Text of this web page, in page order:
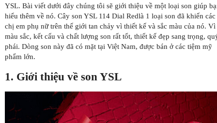
YSL. Bài viết dưới đây chúng tôi sẽ giới thiệu về một loại son giúp
hiểu thêm về nó. Cây son YSL 114 Dial Redlà 1 loại son đã khiến các
chị em phụ nữ trên thế giới tan chảy vì thiết kế và sắc màu của nó. Vì
màu sắc, kết cấu và chất lượng son rất tốt, thiết kế đẹp sang trọng,
phái. Dòng son này đã có mặt tại Việt Nam, được bán ở các tiệm mỹ
phẩm lớn.
1. Giới thiệu về son YSL